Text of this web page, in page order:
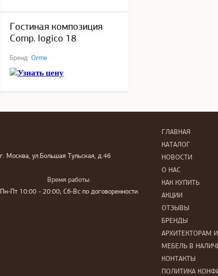
Гостиная композиция
Comp. logico 18
Бренд: Orme
Узнать цену
г. Москва, ул.Большая Тульская, д.46
Время работы:
Пн-Пт 10:00 - 20:00; Сб-Вс по договоренности.
ГЛАВНАЯ
КАТАЛОГ
НОВОСТИ
О НАС
КАК КУПИТЬ
АКЦИИ
ОТЗЫВЫ
БРЕНДЫ
АРХИТЕКТОРАМ
МЕБЕЛЬ В
КОНТАКТЫ
ПОЛИТИКА